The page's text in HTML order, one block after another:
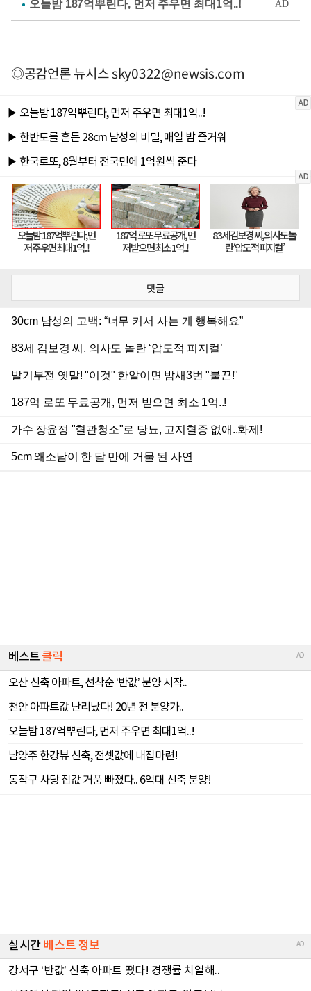
◎공감언론 뉴시스sky0322@newsis.com
댓글